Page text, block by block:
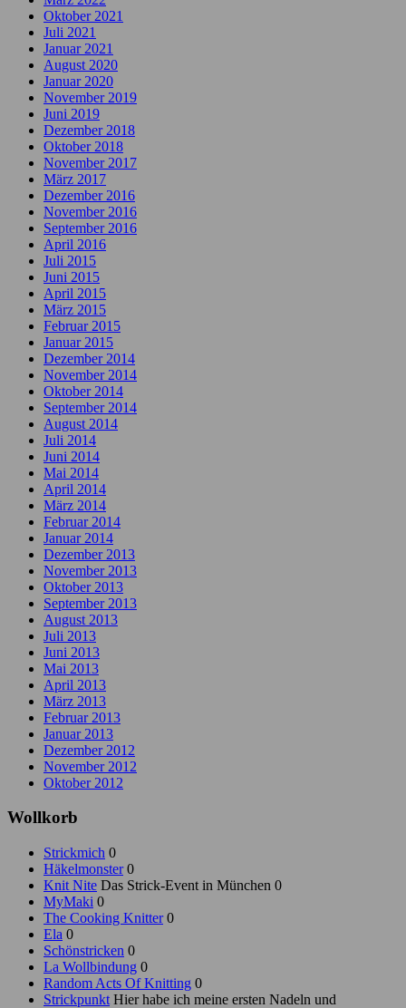
Oktober 2021
Juli 2021
Januar 2021
August 2020
Januar 2020
November 2019
Juni 2019
Dezember 2018
Oktober 2018
November 2017
März 2017
Dezember 2016
November 2016
September 2016
April 2016
Juli 2015
Juni 2015
April 2015
März 2015
Februar 2015
Januar 2015
Dezember 2014
November 2014
Oktober 2014
September 2014
August 2014
Juli 2014
Juni 2014
Mai 2014
April 2014
März 2014
Februar 2014
Januar 2014
Dezember 2013
November 2013
Oktober 2013
September 2013
August 2013
Juli 2013
Juni 2013
Mai 2013
April 2013
März 2013
Februar 2013
Januar 2013
Dezember 2012
November 2012
Oktober 2012
Wollkorb
Strickmich 0
Häkelmonster0
Knit Nite Das Strick-Event in München 0
MyMaki 0
The Cooking Knitter0
Ela 0
Schönstricken 0
La Wollbindung 0
Random Acts Of Knitting 0
Strickpunkt Hier habe ich meine ersten Nadeln und